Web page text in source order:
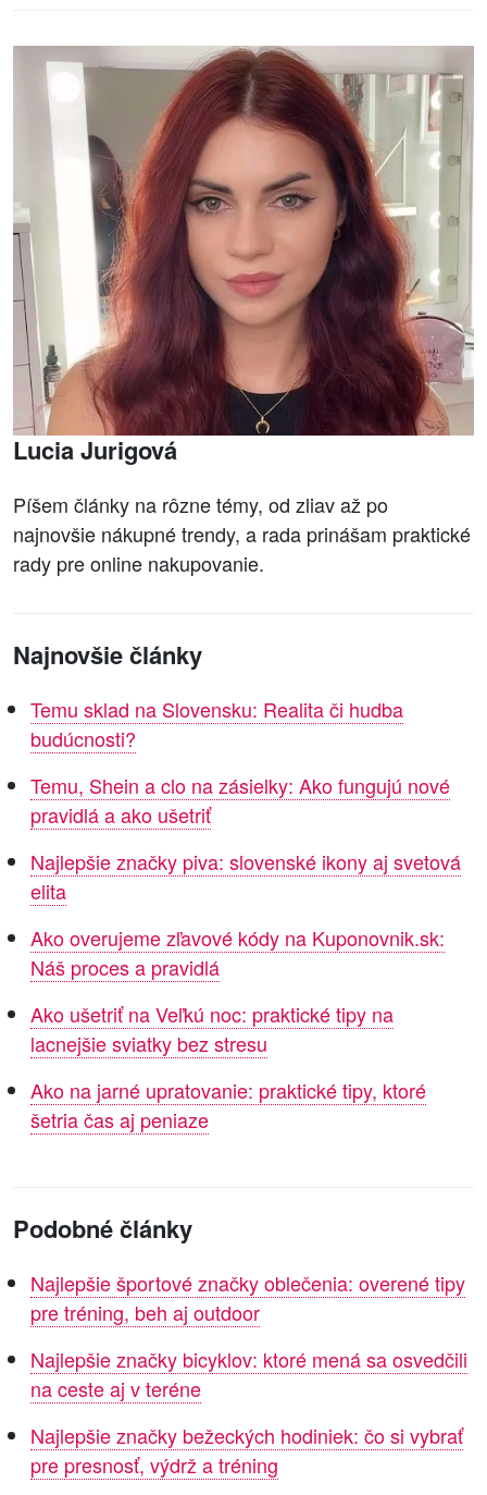
Lucia Jurigová
Píšem články na rôzne témy, od zliav až po
najnovšie nákupné trendy, a rada prinášam praktické
rady pre online nakupovanie.
Najnovšie články
Temu sklad na Slovensku: Realita či hudba
budúcnosti?
Temu, Shein a clo na zásielky: Ako fungujú nové
pravidlá a ako ušetriť
Najlepšie značky piva: slovenské ikony aj svetová
elita
Ako overujeme zľavové kódy na Kuponovnik.sk:
Náš proces a pravidlá
Ako ušetriť na Veľkú noc: praktické tipy na
lacnejšie sviatky bez stresu
Ako na jarné upratovanie: praktické tipy, ktoré
šetria čas aj peniaze
Podobné články
Najlepšie športové značky oblečenia: overené tipy
pre tréning, beh aj outdoor
Najlepšie značky bicyklov: ktoré mená sa osvedčili
na ceste aj v teréne
Najlepšie značky bežeckých hodiniek: čo si vybrať
pre presnosť, výdrž a tréning